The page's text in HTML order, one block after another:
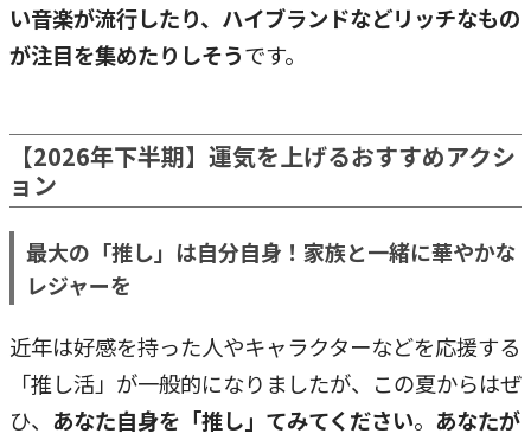
い音楽が流行したり、ハイブランドなどリッチなもの
が注目を集めたりしそうです。
【2026年下半期】運気を上げるおすすめアクシ
ョン
最大の「推し」は自分自身！家族と一緒に華やかな
レジャーを
近年は好感を持った人やキャラクターなどを応援する
「推し活」が一般的になりましたが、この夏からはぜ
ひ、 あなた自身を「推し」てみてください。 あなたが